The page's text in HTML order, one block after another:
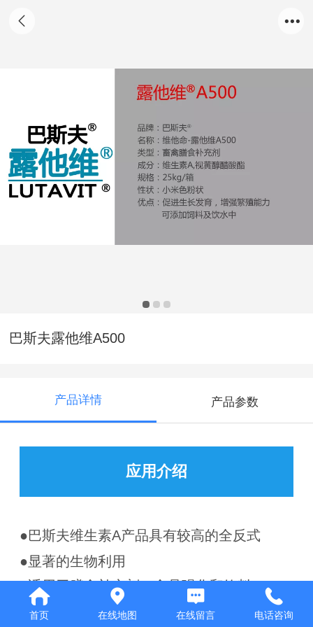
巴斯夫露他维A500
产品详情 产品参数
应用介绍
●巴斯夫维生素A产品具有较高的全反式
●显著的生物利用
●适用于膳食补充剂，食品强化和饮料
●本品不含明胶
首页 在线地图 在线留言 电话咨询